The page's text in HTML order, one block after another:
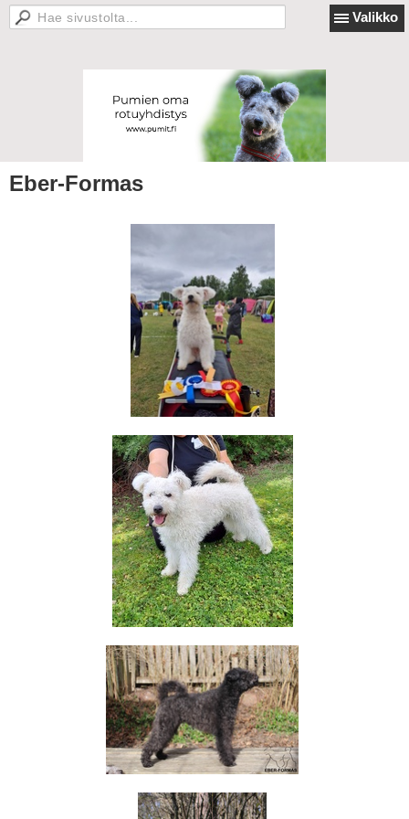
Valikko
Eber-Formas